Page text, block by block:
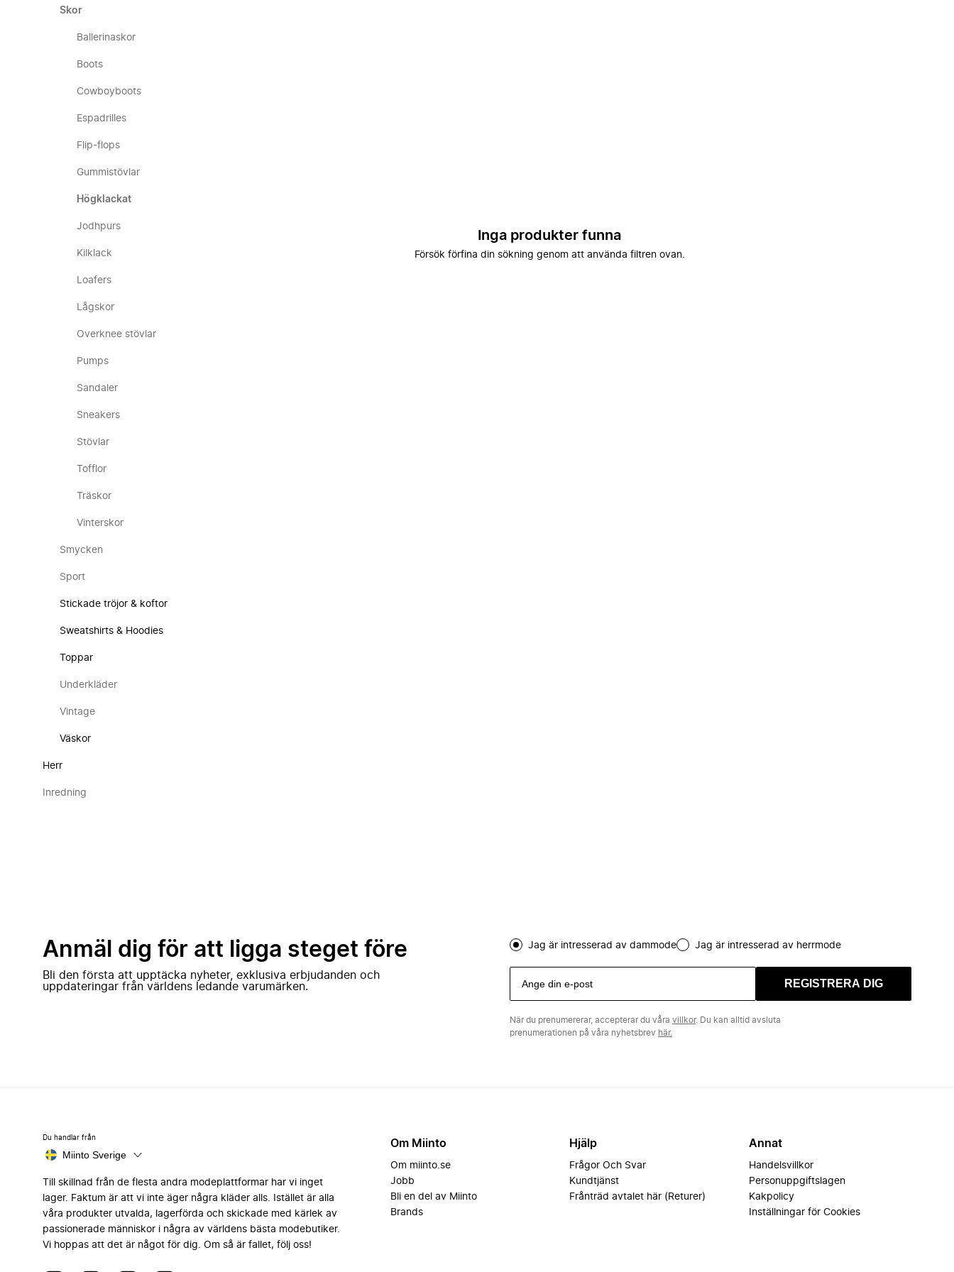
Skor
Ballerinaskor
Boots
Cowboyboots
Espadrilles
Flip-flops
Gummistövlar
Högklackat
Jodhpurs
Kilklack
Loafers
Lågskor
Overknee stövlar
Pumps
Sandaler
Sneakers
Stövlar
Tofflor
Träskor
Vinterskor
Smycken
Sport
Stickade tröjor & koftor
Sweatshirts & Hoodies
Toppar
Underkläder
Vintage
Väskor
Herr
Inredning
Inga produkter funna
Försök förfina din sökning genom att använda filtren ovan.
Anmäl dig för att ligga steget före
Bli den första att upptäcka nyheter, exklusiva erbjudanden och
uppdateringar från världens ledande varumärken.
Jag är intresserad av dammode Jag är intresserad av herrmode
REGISTRERA DIG
När du prenumererar, accepterar du våra villkor. Du kan alltid avsluta
prenumerationen på våra nyhetsbrev här.
Du handlar från
Miinto Sverige
Till skillnad från de flesta andra modeplattformar har vi inget
lager. Faktum är att vi inte äger några kläder alls. Istället är alla
våra produkter utvalda, lagerförda och skickade med kärlek av
passionerade människor i några av världens bästa modebutiker.
Vi hoppas att det är något för dig. Om så är fallet, följ oss!
Om Miinto
Om miinto.se
Jobb
Bli en del av Miinto
Brands
Hjälp
Frågor Och Svar
Kundtjänst
Frånträd avtalet här (Returer)
Annat
Handelsvillkor
Personuppgiftslagen
Kakpolicy
Inställningar för Cookies